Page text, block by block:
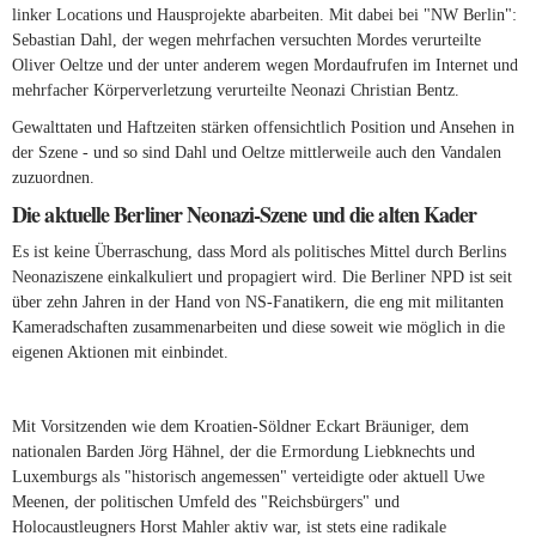
linker Locations und Hausprojekte abarbeiten. Mit dabei bei "NW Berlin":
Sebastian Dahl, der wegen mehrfachen versuchten Mordes verurteilte
Oliver Oeltze und der unter anderem wegen Mordaufrufen im Internet und
mehrfacher Körperverletzung verurteilte Neonazi Christian Bentz.
Gewalttaten und Haftzeiten stärken offensichtlich Position und Ansehen in
der Szene - und so sind Dahl und Oeltze mittlerweile auch den Vandalen
zuzuordnen.
Die aktuelle Berliner Neonazi-Szene und die alten Kader
Es ist keine Überraschung, dass Mord als politisches Mittel durch Berlins
Neonaziszene einkalkuliert und propagiert wird. Die Berliner NPD ist seit
über zehn Jahren in der Hand von NS-Fanatikern, die eng mit militanten
Kameradschaften zusammenarbeiten und diese soweit wie möglich in die
eigenen Aktionen mit einbindet.
Mit Vorsitzenden wie dem Kroatien-Söldner Eckart Bräuniger, dem
nationalen Barden Jörg Hähnel, der die Ermordung Liebknechts und
Luxemburgs als "historisch angemessen" verteidigte oder aktuell Uwe
Meenen, der politischen Umfeld des "Reichsbürgers" und
Holocaustleugners Horst Mahler aktiv war, ist stets eine radikale